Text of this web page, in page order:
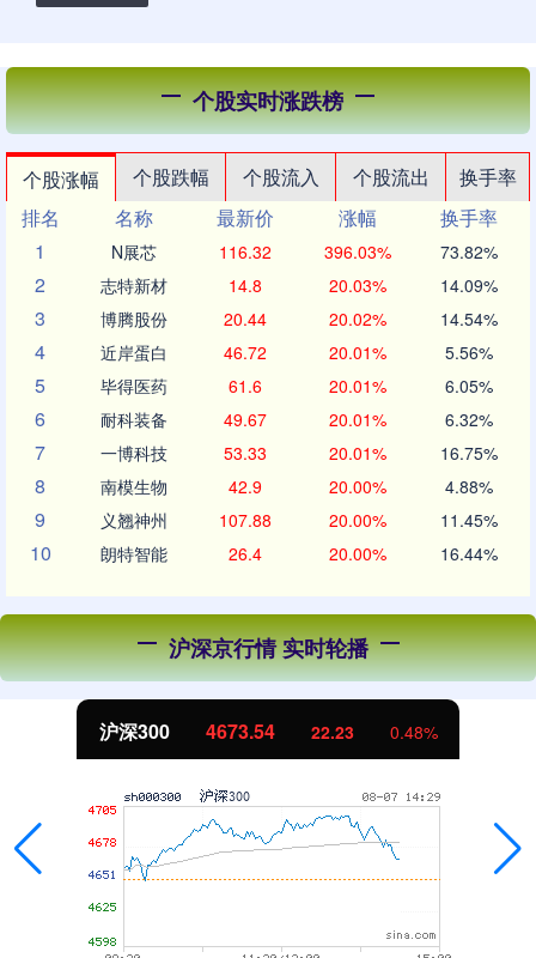
个股实时涨跌榜
个股涨幅 个股跌幅 个股流入 个股流出
换手率
排名
名称 最新价 涨幅
换手率
1
N展芯 116.32 396.03% 73.82%
2 志特新材 14.8 20.03% 14.09%
3 博腾股份 20.44 20.02% 14.54%
4 近岸蛋白 46.72 20.01% 5.56%
5 毕得医药 61.6 20.01% 6.05%
6 耐科装备 49.67 20.01% 6.32%
7 一博科技 53.33 20.01% 16.75%
8 南模生物 42.9 20.00% 4.88%
9 义翘神州 107.88 20.00% 11.45%
10 朗特智能 26.4 20.00% 16.44%
沪深京行情 实时轮播
北证50 1130.21 7.33 0.65%